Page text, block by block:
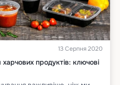
13 Серпня 2020
продуктів: ключові